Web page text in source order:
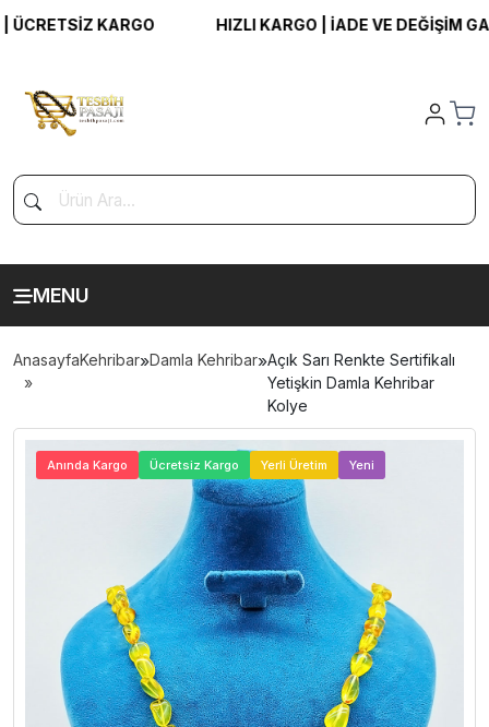
KARGO HIZLI KARGO | İADE VE DEĞİŞİM
MENU
AnasayfaKehribar»Damla Kehribar»Açık Sarı Renkte Sertifikalı
Yetişkin Damla Kehribar
Kolye
Anında Kargo Ücretsiz Kargo Yerli Üretim Yeni